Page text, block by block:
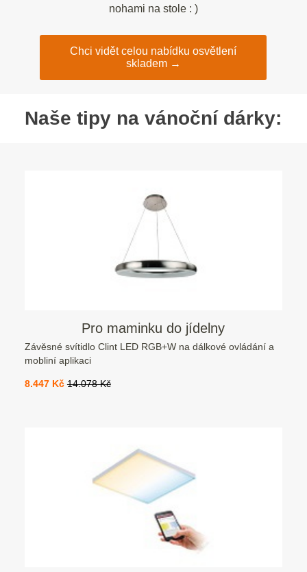
nohami na stole : )
Chci vidět celou nabídku osvětlení
skladem →
Naše tipy na vánoční dárky:
Pro maminku do jídelny
Závěsné svítidlo Clint LED RGB+W na dálkové ovládání a
mobliní aplikaci
8.447 Kč14.078 Kč